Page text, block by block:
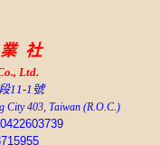
社
Ltd.
11-1號
City 403, Taiwan (R.O.C.)